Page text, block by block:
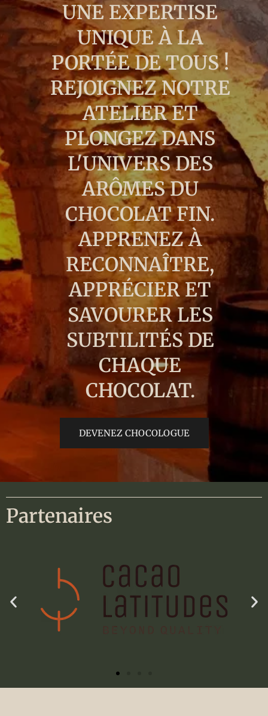
UNE EXPERTISE
UNIQUE À LA
PORTÉE DE TOUS !
REJOIGNEZ NOTRE
ATELIER ET
PLONGEZ DANS
L'UNIVERS DES
ARÔMES DU
CHOCOLAT FIN.
APPRENEZ À
RECONNAÎTRE,
APPRÉCIER ET
SAVOURER LES
SUBTILITÉS DE
CHAQUE
CHOCOLAT.
DEVENEZ CHOCOLOGUE
Partenaires